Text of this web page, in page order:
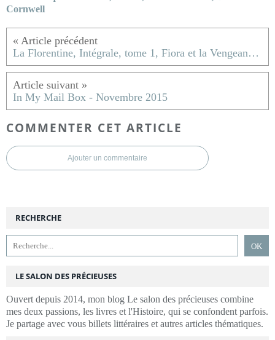
Cornwell
La Florentine, Intégrale, tome 1, Fiora et la Vengeance ; Juliette Benzoni
In My Mail Box - Novembre 2015
COMMENTER CET ARTICLE
Ajouter un commentaire
RECHERCHE
LE SALON DES PRÉCIEUSES
Ouvert depuis 2014, mon blog Le salon des précieuses combine
mes deux passions, les livres et l'Histoire, qui se confondent parfois.
Je partage avec vous billets littéraires et autres articles thématiques.